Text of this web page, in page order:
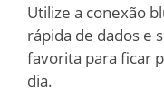
Utilize a conexão
rápida de dados e
favorita para ficar
dia.